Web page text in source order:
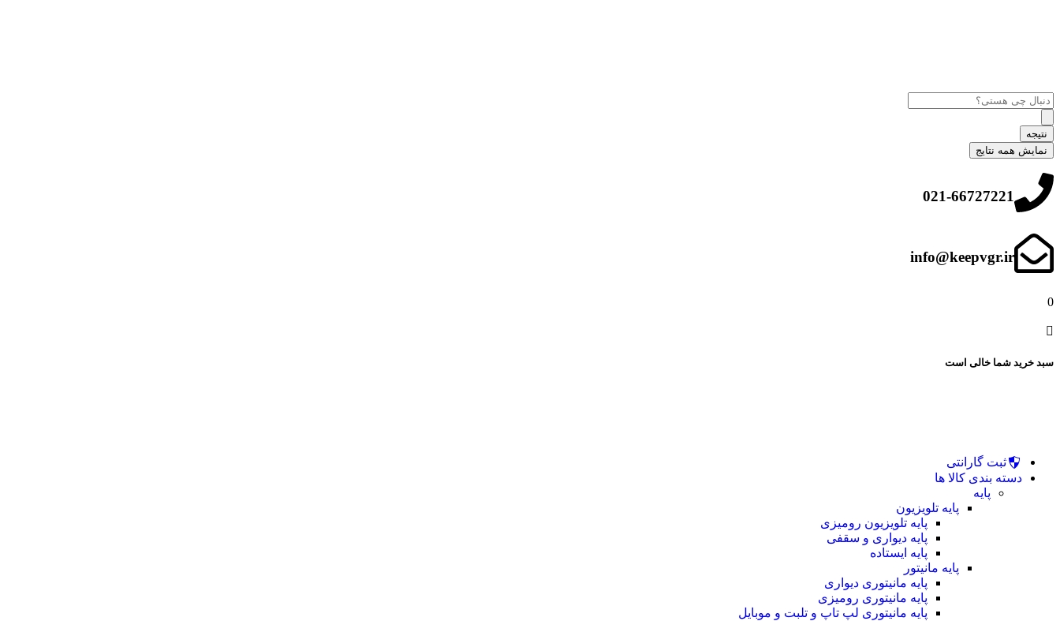
نتیجه
نمایش همه نتایج
021-66727221
info@keepvgr.ir
0
سبد خرید شما خالی است
ثبت گارانتی
دسته بندی کالا ها
پایه
پایه تلویزیون
پایه تلویزیون رومیزی
پایه دیواری و سقفی
پایه ایستاده
پایه مانیتور
پایه مانیتوری دیواری
پایه مانیتوری رومیزی
پایه مانیتوری لپ تاپ و تلبت و موبایل